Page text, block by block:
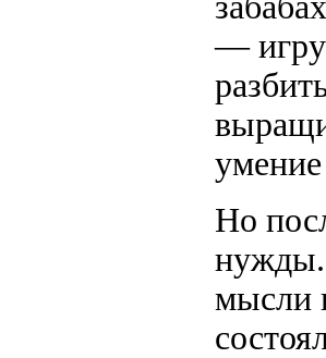
— игру
умение
Но
нужды.
мысли